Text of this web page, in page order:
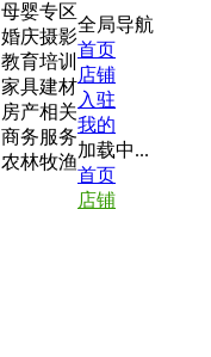
母婴专区
婚庆摄影
教育培训
家具建材
房产相关
商务服务
农林牧渔
全局导航
首页
店铺
入驻
我的
加载中...
首页
店铺